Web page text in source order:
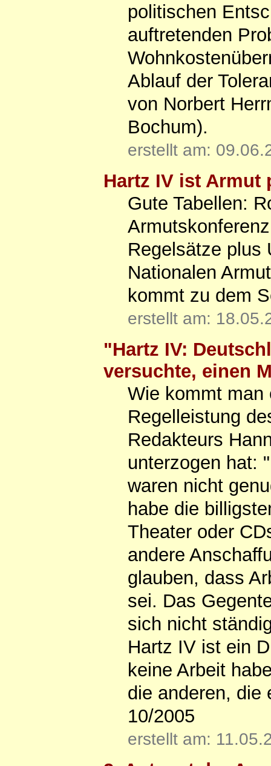
politischen
auftretenden
Ablauf der
von Norbert
Bochum).
erstellt am:
Hartz IV ist Armut
Gute Tabellen:
Regelsätze plus
Nationalen
kommt zu dem
erstellt am:
"Hartz IV:
versuchte, einen
Wie kommt man
Regelleistung
Redakteurs
unterzogen hat:
waren nicht
habe die
Theater oder
andere
glauben, dass
sei. Das
sich nicht
Hartz IV ist ein
keine Arbeit
die anderen, die
10/2005
erstellt am: